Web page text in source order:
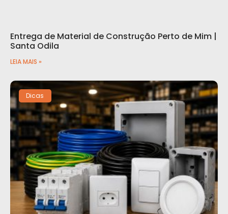
Entrega de Material de Construção Perto de Mim |
Santa Odila
LEIA MAIS »
Dicas